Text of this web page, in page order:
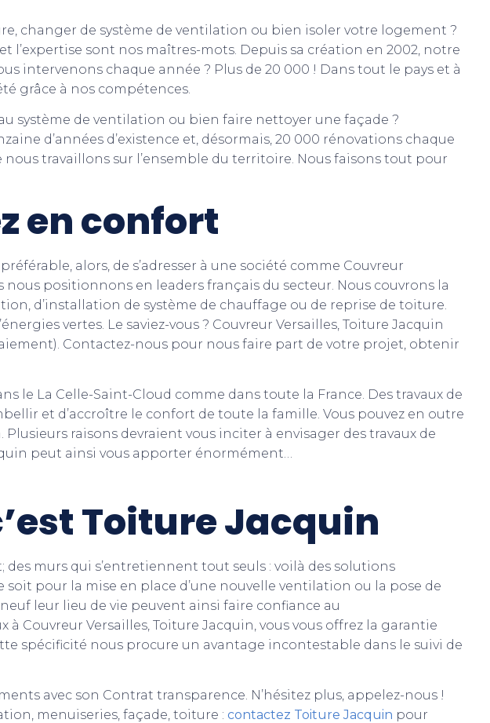
changer de système de ventilation ou bien isoler votre logement ?
l’expertise sont nos maîtres-mots. Depuis sa création en 2002, notre
intervenons chaque année ? Plus de 20 000 ! Dans tout le pays et à
grâce à nos compétences.
système de ventilation ou bien faire nettoyer une façade ?
d’années d’existence et, désormais, 20 000 rénovations chaque
travaillons sur l’ensemble du territoire. Nous faisons tout pour
en confort
alors, de s’adresser à une société comme Couvreur
nous positionnons en leaders français du secteur. Nous couvrons la
d’installation de système de chauffage ou de reprise de toiture.
vertes. Le saviez-vous ? Couvreur Versailles, Toiture Jacquin
Contactez-nous pour nous faire part de votre projet, obtenir
le La Celle-Saint-Cloud comme dans toute la France. Des travaux de
et d’accroître le confort de toute la famille. Vous pouvez en outre
raisons devraient vous inciter à envisager des travaux de
peut ainsi vous apporter énormément…
Toiture Jacquin
murs qui s’entretiennent tout seuls : voilà des solutions
pour la mise en place d’une nouvelle ventilation ou la pose de
leur lieu de vie peuvent ainsi faire confiance au
Couvreur Versailles, Toiture Jacquin, vous vous offrez la garantie
spécificité nous procure un avantage incontestable dans le suivi de
avec son Contrat transparence. N’hésitez plus, appelez-nous !
menuiseries, façade, toiture : contactez Toiture Jacquin pour